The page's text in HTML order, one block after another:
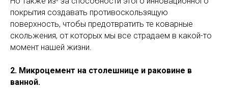
покрытия создавать противоскользящую
поверхность, чтобы предотвратить те коварные
скольжения, от которых мы все страдаем в какой-то
момент нашей жизни.
2. Микроцемент на столешнице и раковине в
ванной.